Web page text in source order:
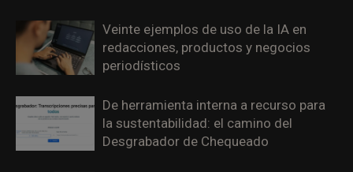
Veinte ejemplos de uso de la IA en
redacciones, productos y negocios
periodísticos
De herramienta interna a recurso para
la sustentabilidad: el camino del
Desgrabador de Chequeado